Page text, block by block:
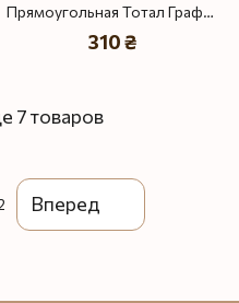
Прямоугольная Тотал Графит
плюс Эксклюзив
310 ₴
7 товаров
Вперед